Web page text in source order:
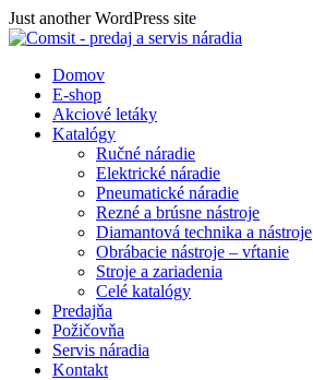
Skip
to
Just another WordPress site
Domov
E-shop
Akciové letáky
Katalógy
Ručné náradie
Elektrické náradie
Pneumatické náradie
Rezné a brúsne nástroje
Diamantová technika a nástroje
Obrábacie nástroje – vŕtanie
Stroje a zariadenia
Celé katalógy
Predajňa
Požičovňa
Servis náradia
Kontakt